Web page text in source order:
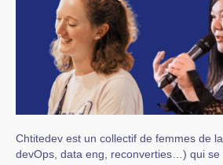
Chtitedev est un collectif de femmes de
devOps, data eng, reconverties…) qui se